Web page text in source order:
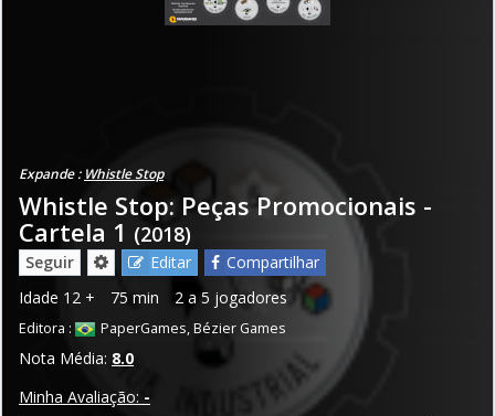
Expande : Whistle Stop
Whistle Stop: Peças Promocionais -
Cartela 1 (2018)
Seguir Editar
Compartilhar
Idade 12 + 75 min 2 a 5 jogadores
Editora : PaperGames,Bézier Games
Nota Média: 8.0
Minha Avaliação: -